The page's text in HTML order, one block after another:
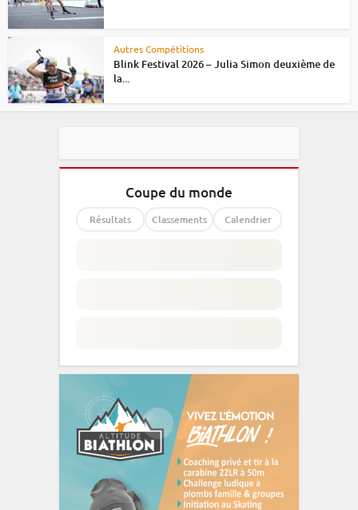
Autres Compétitions
Blink Festival 2026 – Julia Simon deuxième de
la...
Coupe du monde
Résultats Classements Calendrier